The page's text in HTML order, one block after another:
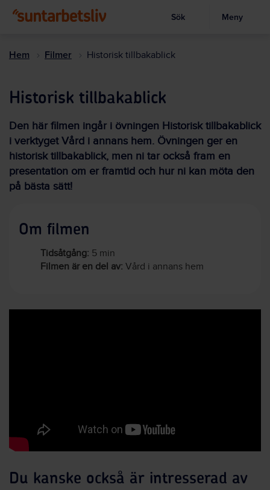
till
Visa sökruta
Sök Meny
Hem Filmer Historisk tillbakablick
Historisk tillbakablick
Den här filmen ingår i övningen Historisk tillbakablick
i verktyget Vård i annans hem. Övningen ger en
historisk tillbakablick, men ni tar också fram en
presentation om er framtid och hur ni kan möta den
på bästa sätt!
Om filmen
Tidsåtgång: 5 min
Filmen är en del av: Vård i annans hem
Du kanske också är intresserad av